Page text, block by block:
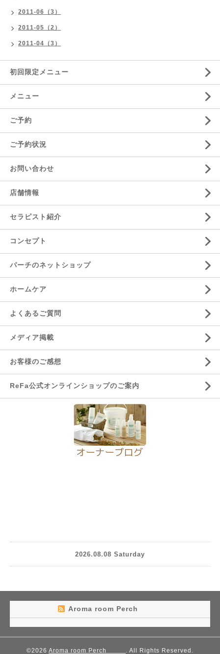
2011-06（3）
2011-05（2）
2011-04（3）
初回限定メニュー
メニュー
ご予約
ご予約状況
お問い合わせ
店舗情報
セラピスト紹介
コンセプト
パーチのネットショップ
ホームケア
よくあるご質問
メディア掲載
お客様のご感想
ReFa公式オンラインショップのご案内
2026.08.08 Saturday
Aroma room Perch
©2026 Aroma room Perch . All Rights Reserved.